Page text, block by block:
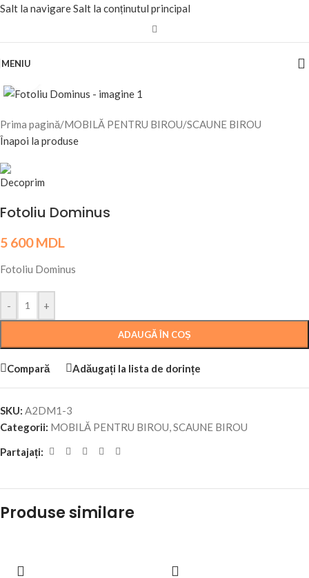
Salt la navigareSalt la conținutul principal
MENIU
Prima pagină/MOBILĂ PENTRU BIROU/SCAUNE BIROU
Înapoi la produse
Fotoliu Dominus
5 600MDL
Fotoliu Dominus
- +
ADAUGĂ ÎN COȘ
Compară Adăugați la lista de dorințe
SKU: A2DM1-3
Categorii: MOBILĂ PENTRU BIROU,SCAUNE BIROU
Partajați:
Produse similare